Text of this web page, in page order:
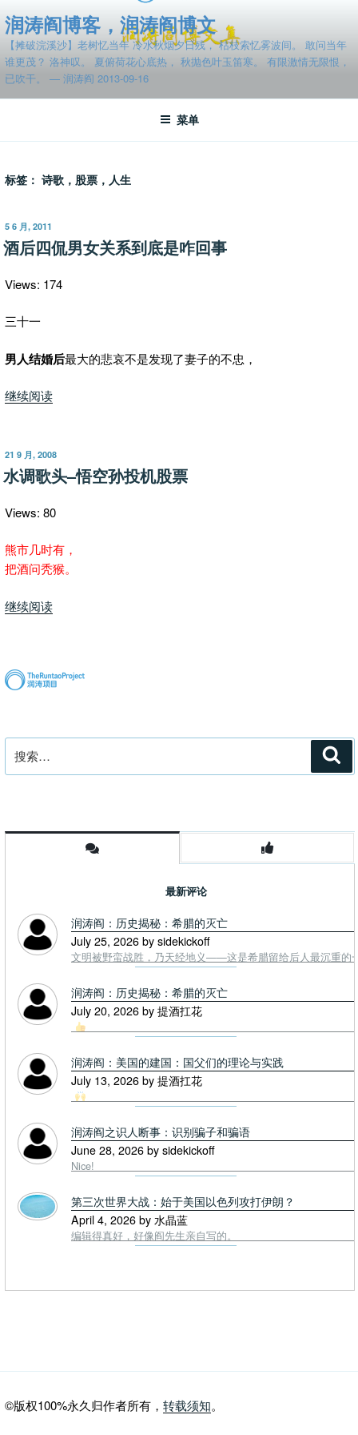
至
容
润涛阎博客，润涛阎博文
【摊破浣溪沙】老树忆当年 冷水秋烟夕日残， 枯枝索忆雾波间。 敢问当年
谁更茂？ 洛神叹。 夏俯荷花心底热， 秋抛色叶玉笛寒。 有限激情无限恨，
已吹干。 — 润涛阎 2013-09-16
菜单
标签： 诗歌，股票，人生
发
布
于
5 6 月, 2011
酒后四侃男女关系到底是咋回事
Views: 174
三十一
男人结婚后最大的悲哀不是发现了妻子的不忠，
继续阅读“酒
侃
男
关
到
底
咋
发
布
于
21 9 月, 2008
水调歌头–悟空孙投机股票
Views: 80
熊市几时有，
把酒问秃猴。
继续阅读“水
–
孙
机
索：
最新评论
润涛阎：历史揭秘：希腊的灭亡
July 25, 2026 by sidekickoff
文明被野蛮战胜，乃天经地义——这是希腊留给后人最沉重的
润涛阎：历史揭秘：希腊的灭亡
July 20, 2026 by 提酒扛花
润涛阎：美国的建国：国父们的理论与实践
July 13, 2026 by 提酒扛花
润涛阎之识人断事：识别骗子和骗语
June 28, 2026 by sidekickoff
Nice!
第三次世界大战：始于美国以色列攻打伊朗？
April 4, 2026 by 水晶蓝
编辑得真好，好像阎先生亲自写的。
©版权100%永久归作者所有， 转载须知。